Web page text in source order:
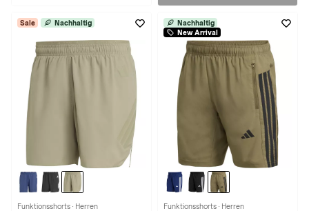
Sale Nachhaltig
Funktionsshorts · Herren
Nachhaltig
New Arrival
Funktionsshorts · Herren